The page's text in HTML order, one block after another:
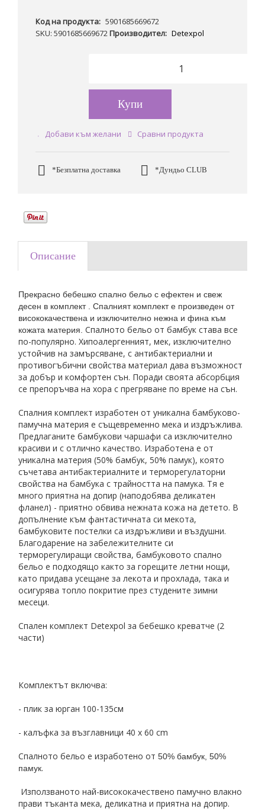
Код на продукта: 5901685669672
SKU: 5901685669672 Производител: Detexpol
Купи
Добави към желани Сравни продукта
*Безплатна доставка *Дундьо CLUB
Описание
Прекрасно бебешко спално бельо с ефектен и свеж
десен в комплект . Спалният комплект е произведен от
висококачествена и изключително нежна и фина към
кожата материя. Спалното бельо от бамбук става все
по-популярно. Хипоалергенният, мек, изключително
устойчив на замърсяване, с антибактериални и
противогъбични свойства материал дава възможност
за добър и комфортен сън. Поради своята абсорбция
се препоръчва на хора с прегряване по време на сън.
Спалния комплект изработен от уникална бамбуково-
памучна материя е същевременно мека и издръжлива.
Предлаганите бамбукови чаршафи са изключително
красиви и с отлично качество. Изработена е от
уникална материя (50% бамбук, 50% памук), която
съчетава антибактериалните и терморегулаторни
свойства на бамбука с трайността на памука. Тя е
много приятна на допир (наподобява деликатен
фланел) - приятно обвива нежната кожа на детето. В
допълнение към фантастичната си мекота,
бамбуковите постелки са издръжливи и въздушни.
Благодарение на забележителните си
терморегулиращи свойства, бамбуковото спално
бельо е подходящо както за горещите летни нощи,
като придава усещане за лекота и прохлада, така и
осигурява топло покритие през студените зимни
месеци.
Спален комплект Detexpol за бебешко креватче (2
части)
Комплектът включва:
- плик за юрган 100-135см
- калъфка за възглавници 40 x 60 cm
Спалното бельо е изработено от 50% бамбук, 50%
памук.
Използваното най-висококачествено памучно влакно
прави тъканта мека, деликатна и приятна на допир.